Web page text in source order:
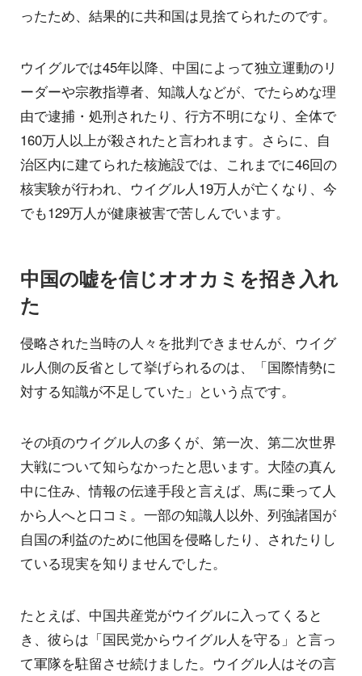
ったため、結果的に共和国は見捨てられたのです。
ウイグルでは45年以降、中国によって独立運動のリ
ーダーや宗教指導者、知識人などが、でたらめな理
由で逮捕・処刑されたり、行方不明になり、全体で
160万人以上が殺されたと言われます。さらに、自
治区内に建てられた核施設では、これまでに46回の
核実験が行われ、ウイグル人19万人が亡くなり、今
でも129万人が健康被害で苦しんでいます。
中国の嘘を信じオオカミを招き入れ
た
侵略された当時の人々を批判できませんが、ウイグ
ル人側の反省として挙げられるのは、「国際情勢に
対する知識が不足していた」という点です。
その頃のウイグル人の多くが、第一次、第二次世界
大戦について知らなかったと思います。大陸の真ん
中に住み、情報の伝達手段と言えば、馬に乗って人
から人へと口コミ。一部の知識人以外、列強諸国が
自国の利益のために他国を侵略したり、されたりし
ている現実を知りませんでした。
たとえば、中国共産党がウイグルに入ってくると
き、彼らは「国民党からウイグル人を守る」と言っ
て軍隊を駐留させ続けました。ウイグル人はその言